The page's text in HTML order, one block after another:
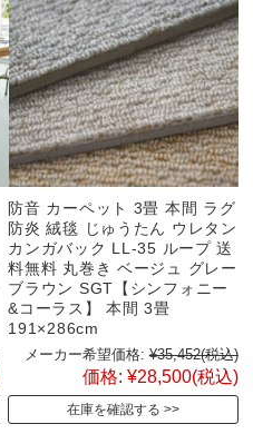
防音 カーペット 3畳 本間 ラグ
防炎 絨毯 じゅうたん ウレタン
カンガバック LL-35 ループ 送
料無料 丸巻き ベージュ グレー
ブラウン SGT【シンフォニー
&コーラス】 本間 3畳
191×286cm
メーカー希望価格: ¥35,452(税込)
価格: ¥28,500(税込)
在庫を確認する